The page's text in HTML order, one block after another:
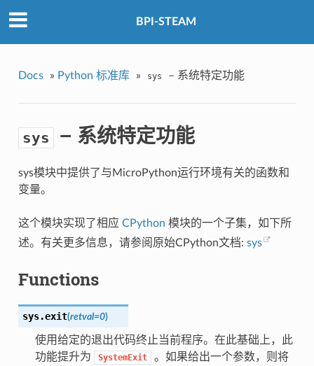
BPI-STEAM
Docs » Python 标准库 » sys – 系统特定功能
sys – 系统特定功能
sys模块中提供了与MicroPython运行环境有关的函数和
变量。
这个模块实现了相应 CPython 模块的一个子集，如下所
述。有关更多信息，请参阅原始CPython文档: sys
Functions
sys.exit(retval=0)
使用给定的退出代码终止当前程序。在此基础上，此
功能提升为
SystemExit
。如果给出一个参数，则将